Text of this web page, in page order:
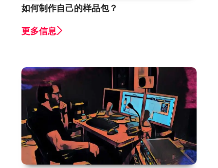
如何制作自己的样品包？
更多信息